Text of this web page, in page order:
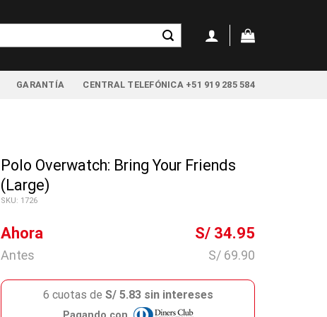
GARANTÍA CENTRAL TELEFÓNICA +51 919 285 584
Polo Overwatch: Bring Your Friends
(Large)
SKU: 1726
Ahora S/ 34.95
Antes S/ 69.90
6 cuotas de S/ 5.83 sin intereses